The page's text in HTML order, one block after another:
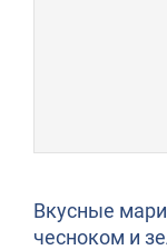
Вкусные
чесноком и